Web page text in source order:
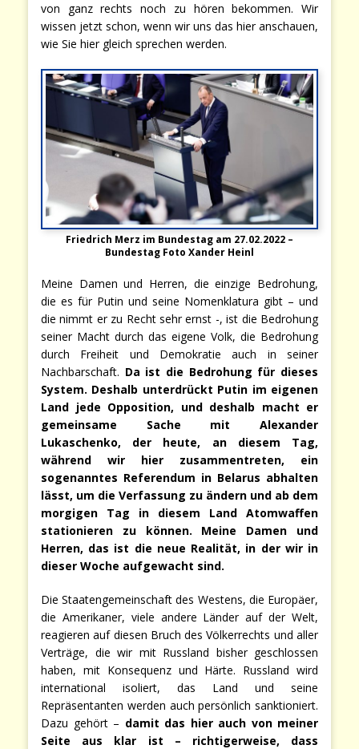
von ganz rechts noch zu hören bekommen. Wir
wissen jetzt schon, wenn wir uns das hier anschauen,
wie Sie hier gleich sprechen werden.
Friedrich Merz im Bundestag am 27.02.2022 –
Bundestag Foto Xander Heinl
Meine Damen und Herren, die einzige Bedrohung,
die es für Putin und seine Nomenklatura gibt – und
die nimmt er zu Recht sehr ernst -, ist die Bedrohung
seiner Macht durch das eigene Volk, die Bedrohung
durch Freiheit und Demokratie auch in seiner
Nachbarschaft. Da ist die Bedrohung für dieses
System. Deshalb unterdrückt Putin im eigenen
Land jede Opposition, und deshalb macht er
gemeinsame Sache mit Alexander
Lukaschenko, der heute, an diesem Tag,
während wir hier zusammentreten, ein
sogenanntes Referendum in Belarus abhalten
lässt, um die Verfassung zu ändern und ab dem
morgigen Tag in diesem Land Atomwaffen
stationieren zu können. Meine Damen und
Herren, das ist die neue Realität, in der wir in
dieser Woche aufgewacht sind.
Die Staatengemeinschaft des Westens, die Europäer,
die Amerikaner, viele andere Länder auf der Welt,
reagieren auf diesen Bruch des Völkerrechts und aller
Verträge, die wir mit Russland bisher geschlossen
haben, mit Konsequenz und Härte. Russland wird
international isoliert, das Land und seine
Repräsentanten werden auch persönlich sanktioniert.
Dazu gehört – damit das hier auch von meiner
Seite aus klar ist – richtigerweise, dass